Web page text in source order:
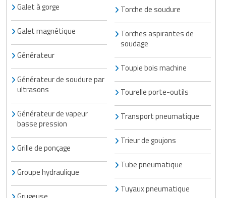
Galet à gorge
Galet magnétique
Générateur
Générateur de soudure par
ultrasons
Générateur de vapeur
basse pression
Grille de ponçage
Groupe hydraulique
Torche de soudure
Torches aspirantes de
soudage
Toupie bois machine
Tourelle porte-outils
Transport pneumatique
Trieur de goujons
Tube pneumatique
Tuyaux pneumatique